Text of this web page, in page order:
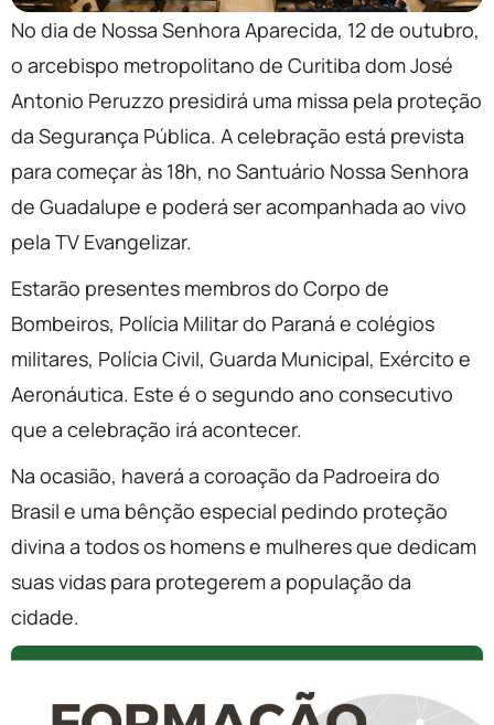
No dia de Nossa Senhora Aparecida, 12 de outubro,
o arcebispo metropolitano de Curitiba dom José
Antonio Peruzzo presidirá uma missa pela proteção
da Segurança Pública. A celebração está prevista
para começar às 18h, no Santuário Nossa Senhora
de Guadalupe e poderá ser acompanhada ao vivo
pela TV Evangelizar.
Estarão presentes membros do Corpo de
Bombeiros, Polícia Militar do Paraná e colégios
militares, Polícia Civil, Guarda Municipal, Exército e
Aeronáutica. Este é o segundo ano consecutivo
que a celebração irá acontecer.
Na ocasião, haverá a coroação da Padroeira do
Brasil e uma bênção especial pedindo proteção
divina a todos os homens e mulheres que dedicam
suas vidas para protegerem a população da
cidade.